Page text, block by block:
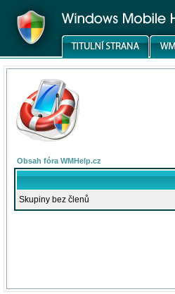
Obsah fóra WMHelp.cz
Skupiny bez členů